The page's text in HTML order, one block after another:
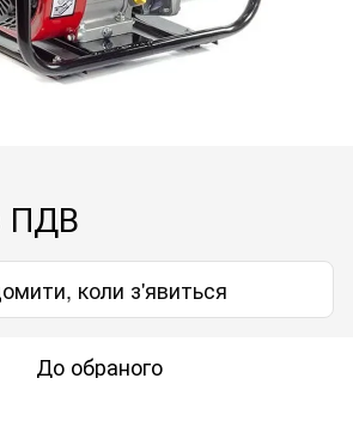
ПДВ
коли з'явиться
До обраного